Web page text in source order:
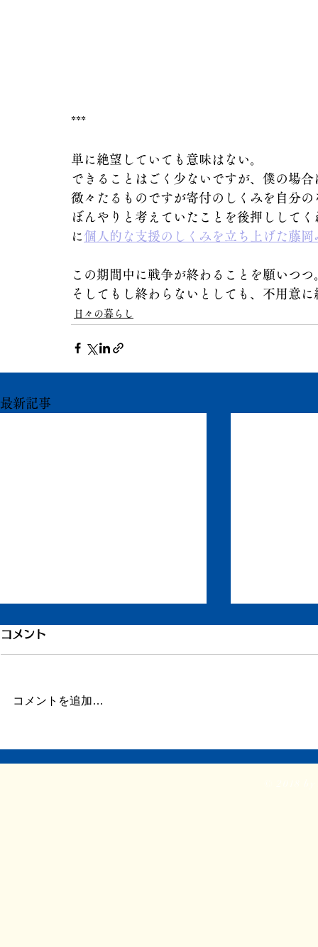
***
単に絶望していても意味はない。
できることはごく少ないですが、僕の場
微々たるものですが寄付のしくみを自分
ぼんやりと考えていたことを後押しして
に 個人的な支援のしくみを立ち上げた藤岡
この期間中に戦争が終わることを願いつつ
そしてもし終わらないとしても、不用意
日々の暮らし
最新記事
引き続き倦怠感
に明け方に高熱が出たり、ちょっ
くべきなのかもしれません。 体
か。 身体に
コメント
コメントを追加…